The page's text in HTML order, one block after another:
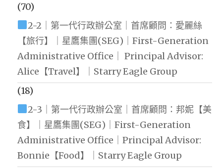
(70)
2-2｜第一代行政辦公室｜首席顧問：愛麗絲
【旅行】｜星鷹集團(SEG)｜First-Generation
Administrative Office｜ Principal Advisor:
Alice【Travel】｜Starry Eagle Group
(18)
2-3｜第一代行政辦公室｜首席顧問：邦妮【美
食】｜星鷹集團(SEG)｜First-Generation
Administrative Office｜Principal Advisor:
Bonnie【Food】｜Starry Eagle Group